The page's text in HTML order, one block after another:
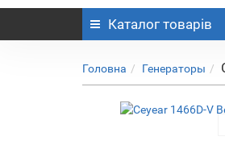
Каталог товарів
Головна Генераторы